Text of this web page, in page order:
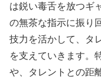
は鋭い毒舌を放つギ
の無茶な指示に振り
技力を活かして、タ
を支えていきます。
や、タレントとの距